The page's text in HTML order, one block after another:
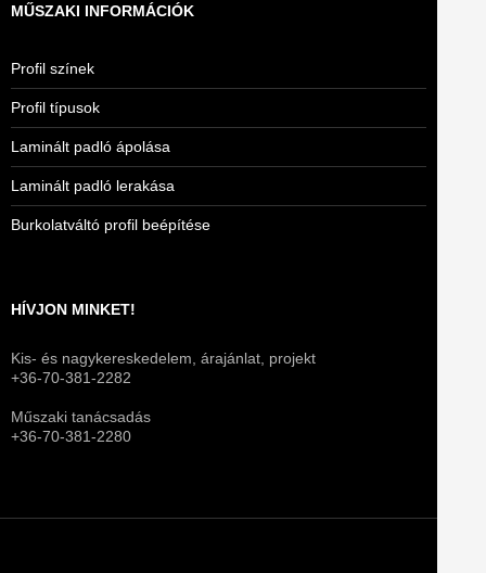
MŰSZAKI INFORMÁCIÓK
Profil színek
Profil típusok
Laminált padló ápolása
Laminált padló lerakása
Burkolatváltó profil beépítése
HÍVJON MINKET!
Kis- és nagykereskedelem, árajánlat, projekt
+36-70-381-2282
Műszaki tanácsadás
+36-70-381-2280